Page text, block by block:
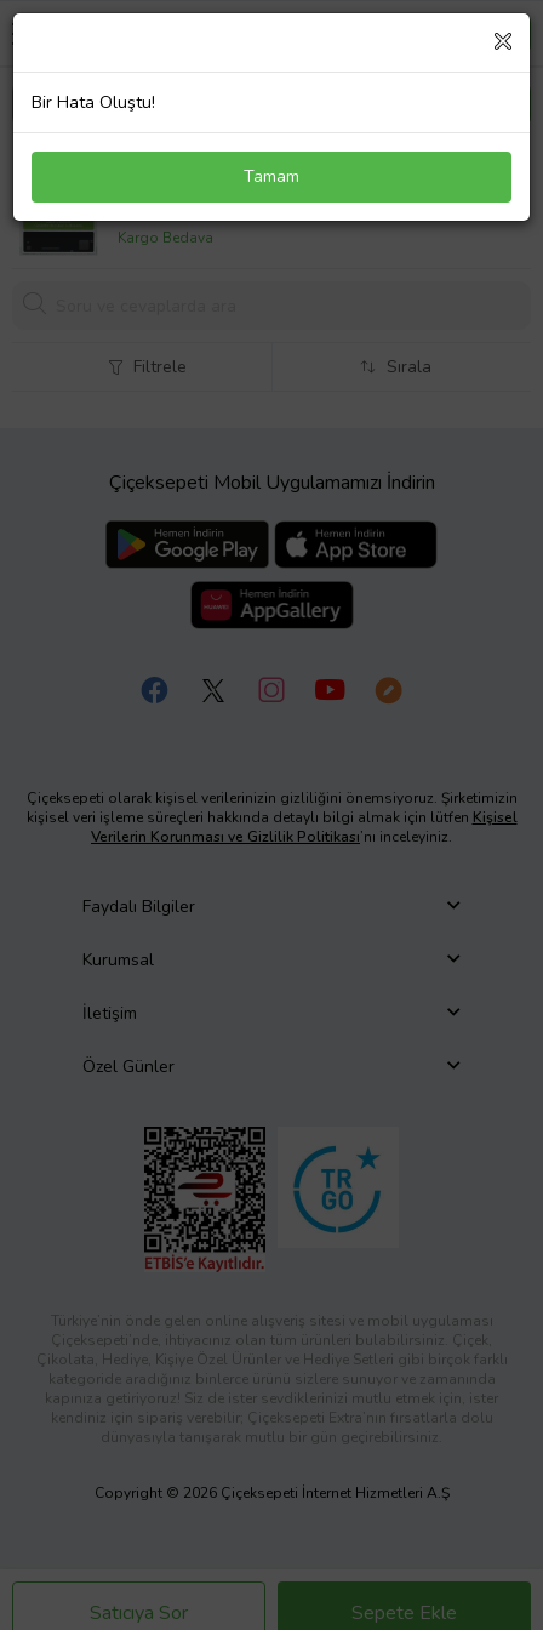
Dymo 45011 Şeffaf Üzerine Mavi Muadil Etiket
400,00 TL
Kargo Bedava
Satıcıya Sor Sepete Ekle
Filtrele Sırala
Çiçeksepeti Mobil Uygulamamızı İndirin
Çiçeksepeti olarak kişisel verilerinizin gizliliğini önemsiyoruz. Şirketimizin
kişisel veri işleme süreçleri hakkında detaylı bilgi almak için lütfen Kişisel
Verilerin Korunması ve Gizlilik Politikası’nı inceleyiniz.
Faydalı Bilgiler
Kurumsal
İletişim
Özel Günler
Türkiye’nin önde gelen online alışveriş sitesi ve mobil uygulaması
Çiçeksepeti’nde, ihtiyacınız olan tüm ürünleri bulabilirsiniz. Çiçek,
Çikolata, Hediye, Kişiye Özel Ürünler ve Hediye Setleri gibi birçok farklı
kategoride aradığınız binlerce ürünü sizlere sunuyor ve zamanında
kapınıza getiriyoruz! Siz de ister sevdiklerinizi mutlu etmek için, ister
kendiniz için sipariş verebilir; Çiçeksepeti Extra’nın fırsatlarla dolu
dünyasıyla tanışarak mutlu bir gün geçirebilirsiniz.
Copyright © 2026 Çiçeksepeti İnternet Hizmetleri A.Ş
Bir Hata Oluştu!
Tamam